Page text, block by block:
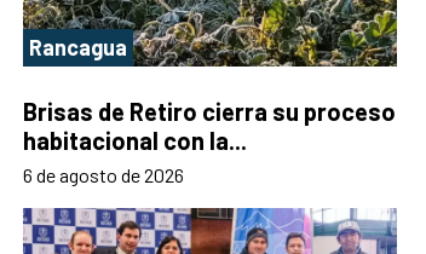
Rancagua
Brisas de Retiro cierra su proceso
habitacional con la...
6 de agosto de 2026